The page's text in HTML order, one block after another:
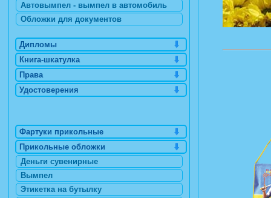
Автовымпел - вымпел в автомобиль
Обложки для документов
Дипломы
Книга-шкатулка
Права
Удостоверения
Фартуки прикольные
Прикольные обложки
Деньги сувенирные
Вымпел
Этикетка на бутылку